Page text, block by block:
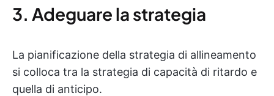
3. Adeguare la strategia
La pianificazione della strategia di allineamento
si colloca tra la strategia di capacità di ritardo e
quella di anticipo.